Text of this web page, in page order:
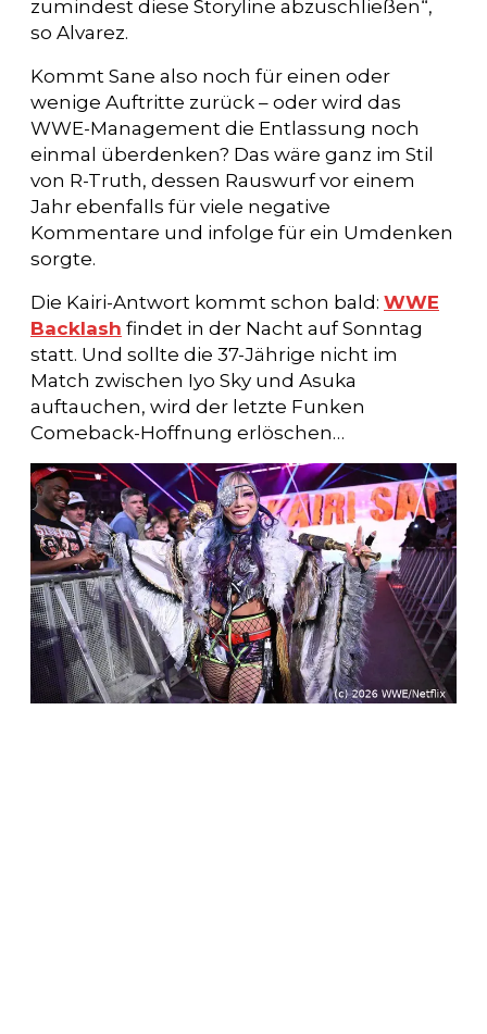
zumindest diese Storyline abzuschließen“,
so Alvarez.
Kommt Sane also noch für einen oder
wenige Auftritte zurück – oder wird das
WWE-Management die Entlassung noch
einmal überdenken? Das wäre ganz im Stil
von R-Truth, dessen Rauswurf vor einem
Jahr ebenfalls für viele negative
Kommentare und infolge für ein Umdenken
sorgte.
Die Kairi-Antwort kommt schon bald: WWE
Backlash findet in der Nacht auf Sonntag
statt. Und sollte die 37-Jährige nicht im
Match zwischen Iyo Sky und Asuka
auftauchen, wird der letzte Funken
Comeback-Hoffnung erlöschen…